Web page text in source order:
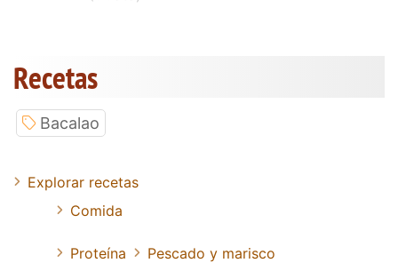
Recetas
Bacalao
Explorar recetas
Comida
Proteína Pescado y marisco